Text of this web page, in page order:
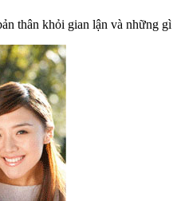
thân khỏi gian lận và những